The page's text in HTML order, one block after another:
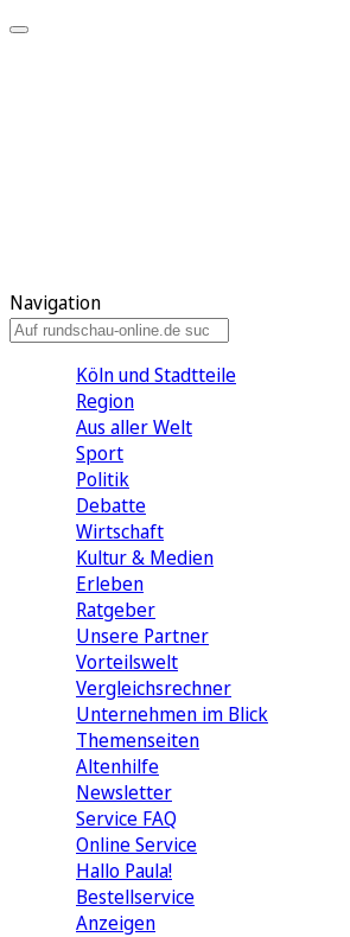
Navigation
Köln und Stadtteile
Region
Aus aller Welt
Sport
Politik
Debatte
Wirtschaft
Kultur & Medien
Erleben
Ratgeber
Unsere Partner
Vorteilswelt
Vergleichsrechner
Unternehmen im Blick
Themenseiten
Altenhilfe
Newsletter
Service FAQ
Online Service
Hallo Paula!
Bestellservice
Anzeigen